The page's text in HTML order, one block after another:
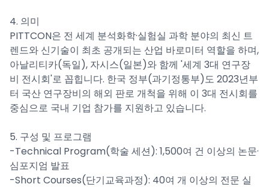
4. 의미
PITTCON은 전 세계 분석화학·실험실 과학 분야의 최신 트
렌드와 신기술이 최초 공개되는 산업 바로미터 역할을 하며,
아날리티카(독일), 자시스(일본)와 함께 '세계 3대 연구장
비 전시회'로 꼽힙니다. 한국 정부(과기정통부)도 2023년부
터 국산 연구장비의 해외 판로 개척을 위해 이 3대 전시회를
중심으로 국내 기업 참가를 지원하고 있습니다.
5. 구성 및 프로그램
-Technical Program(학술 세션): 1,500여 건 이상의 논문·
심포지엄 발표
-Short Courses(단기교육과정): 40여 개 이상의 전문 실